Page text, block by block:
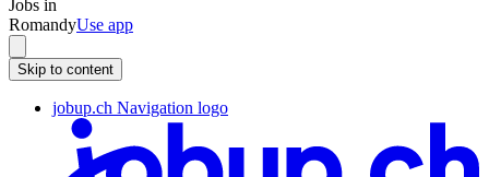
Jobs in
RomandyUse app
Skip to content
jobup.ch Navigation logo